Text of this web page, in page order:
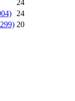
24
24
20